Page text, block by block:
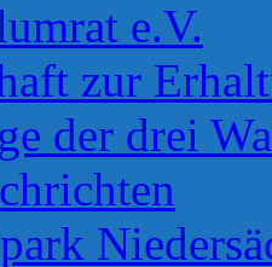
e.V.
zur
der drei